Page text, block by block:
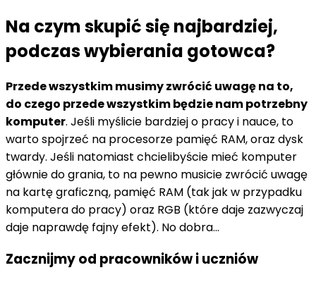
Na czym skupić się najbardziej,
podczas wybierania gotowca?
Przede wszystkim musimy zwrócić uwagę na to,
do czego przede wszystkim będzie nam potrzebny
komputer. Jeśli myślicie bardziej o pracy i nauce, to
warto spojrzeć na procesorze pamięć RAM, oraz dysk
twardy. Jeśli natomiast chcielibyście mieć komputer
głównie do grania, to na pewno musicie zwrócić uwagę
na kartę graficzną, pamięć RAM (tak jak w przypadku
komputera do pracy) oraz RGB (które daje zazwyczaj
daje naprawdę fajny efekt). No dobra...
Zacznijmy od pracowników i uczniów